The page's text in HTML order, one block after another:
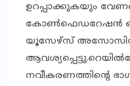
ഉറപ്പാക്കുകയും
കോണ്‍ഫെഡറേഷന്‍
യൂസേഴ്‌സ്
നവീകരണത്തിന്റെ